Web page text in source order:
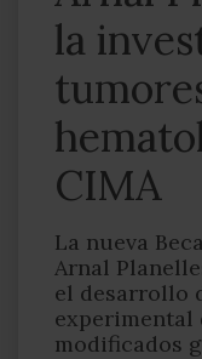
la
CIMA
La nueva
Arnal
el desarrollo
experimental
modificados